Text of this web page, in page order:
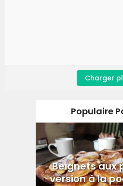
Charger
Populaire
Beignets aux
version à la